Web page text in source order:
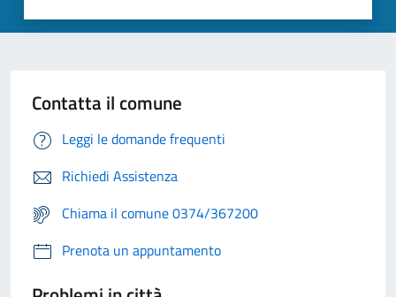
Contatta il comune
Leggi le domande frequenti
Richiedi Assistenza
Chiama il comune 0374/367200
Prenota un appuntamento